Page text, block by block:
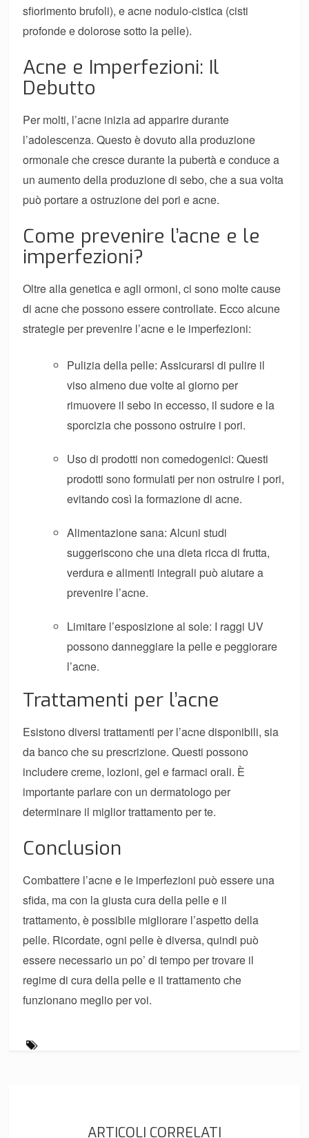
sfiorimento brufoli), e acne nodulo-cistica (cisti
profonde e dolorose sotto la pelle).
Acne e Imperfezioni: Il
Debutto
Per molti, l’acne inizia ad apparire durante
l’adolescenza. Questo è dovuto alla produzione
ormonale che cresce durante la pubertà e conduce a
un aumento della produzione di sebo, che a sua volta
può portare a ostruzione dei pori e acne.
Come prevenire l’acne e le
imperfezioni?
Oltre alla genetica e agli ormoni, ci sono molte cause
di acne che possono essere controllate. Ecco alcune
strategie per prevenire l’acne e le imperfezioni:
Pulizia della pelle: Assicurarsi di pulire il
viso almeno due volte al giorno per
rimuovere il sebo in eccesso, il sudore e la
sporcizia che possono ostruire i pori.
Uso di prodotti non comedogenici: Questi
prodotti sono formulati per non ostruire i pori,
evitando così la formazione di acne.
Alimentazione sana: Alcuni studi
suggeriscono che una dieta ricca di frutta,
verdura e alimenti integrali può aiutare a
prevenire l’acne.
Limitare l’esposizione al sole: I raggi UV
possono danneggiare la pelle e peggiorare
l’acne.
Trattamenti per l’acne
Esistono diversi trattamenti per l’acne disponibili, sia
da banco che su prescrizione. Questi possono
includere creme, lozioni, gel e farmaci orali. È
importante parlare con un dermatologo per
determinare il miglior trattamento per te.
Conclusion
Combattere l’acne e le imperfezioni può essere una
sfida, ma con la giusta cura della pelle e il
trattamento, è possibile migliorare l’aspetto della
pelle. Ricordate, ogni pelle è diversa, quindi può
essere necessario un po’ di tempo per trovare il
regime di cura della pelle e il trattamento che
funzionano meglio per voi.
ARTICOLI CORRELATI